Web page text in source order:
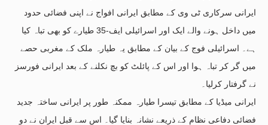
ایرانی سرکاری ٹی وی کے مطابق ایرانی افواج نے اپنی فضائی حدود
میں داخل ہونے والے ایک اور اسرائیلی ایف-35 طیارے کو بھی تباہ کیا
ہے۔ اسرائیلی فوج کے بیان کے مطابق یہ طیارہ ملک کے مغربی حصے
میں گر کر تباہ ہوا اور اس کے پائلٹ کو بچ نکلنے کے بعد ایرانی فورسز
نے گرفتار کرلیا۔
ایرانی میڈیا کے مطابق تیسرا طیارہ ممکنہ طور پر ایرانی ساختہ جدید
فضائی دفاعی نظام کے ذریعے نشانہ بنایا گیا۔ اس سے قبل ایران نے دو